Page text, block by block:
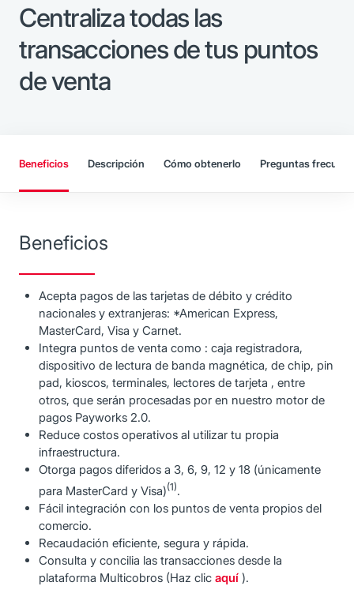
Centraliza todas las
transacciones de tus puntos
de venta
Beneficios Descripción Cómo obtenerlo Preguntas
Beneficios
Acepta pagos de las tarjetas de débito y crédito
nacionales y extranjeras: *American Express,
MasterCard, Visa y Carnet.
Integra puntos de venta como : caja registradora,
dispositivo de lectura de banda magnética, de chip, pin
pad, kioscos, terminales, lectores de tarjeta , entre
otros, que serán procesadas por en nuestro motor de
pagos Payworks 2.0.
Reduce costos operativos al utilizar tu propia
infraestructura.
Otorga pagos diferidos a 3, 6, 9, 12 y 18 (únicamente
para MasterCard y Visa)(1).
Fácil integración con los puntos de venta propios del
comercio.
Recaudación eficiente, segura y rápida.
Consulta y concilia las transacciones desde la
plataforma Multicobros (Haz clic aquí ).